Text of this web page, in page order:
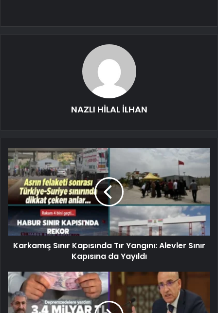
NAZLI HİLAL İLHAN
Karkamış Sınır Kapısında Tır Yangını: Alevler Sınır
Kapısına da Yayıldı